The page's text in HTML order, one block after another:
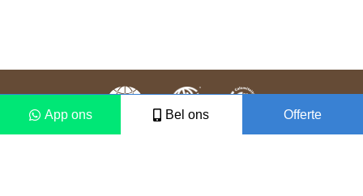
App ons Bel ons Offerte